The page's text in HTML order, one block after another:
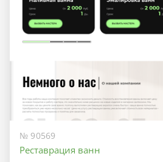
№ 90569
Реставрация ванн